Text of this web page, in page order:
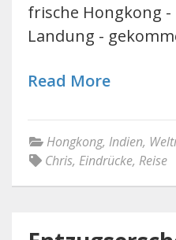
frische Hongkong -
Landung -
Read More
Hongkong, Indien,
Chris, Eindrücke, Reise